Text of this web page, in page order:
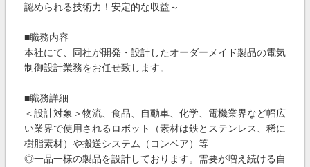
認められる技術力！安定的な収益～
■職務内容
本社にて、同社が開発・設計したオーダーメイド製品の電気
制御設計業務をお任せ致します。
■職務詳細
＜設計対象＞物流、食品、自動車、化学、電機業界など幅広
い業界で使用されるロボット（素材は鉄とステンレス、稀に
樹脂素材）や搬送システム（コンベア）等
◎一品一様の製品を設計しております。需要が増え続ける自